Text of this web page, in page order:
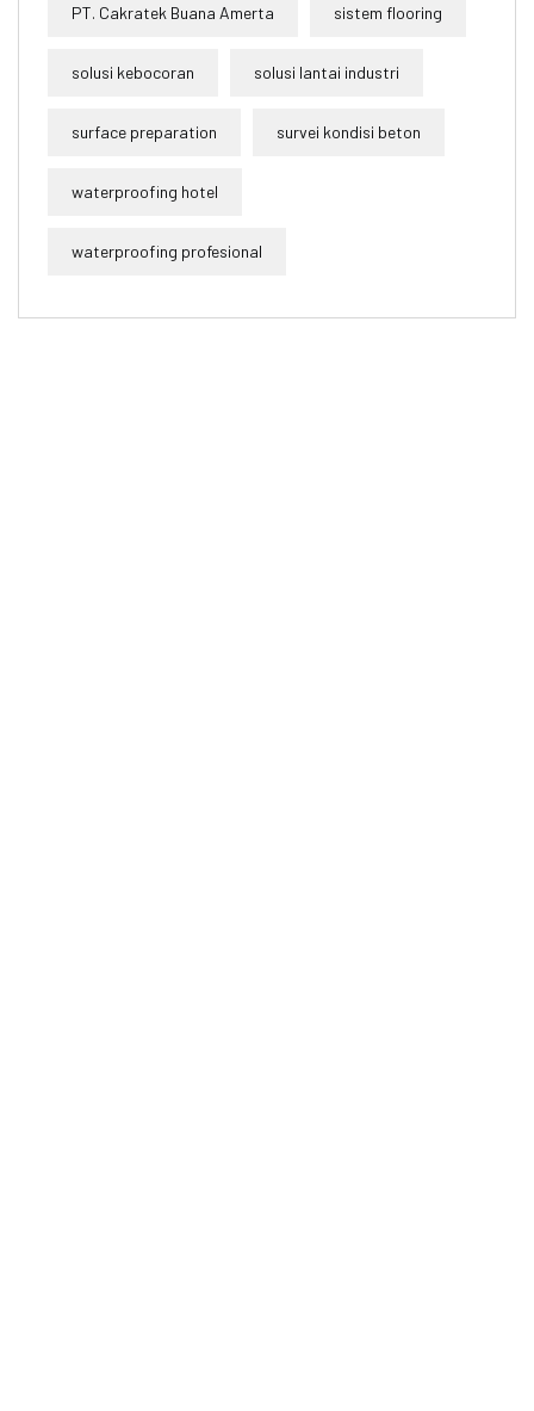
PT. Cakratek Buana Amerta sistem flooring
solusi kebocoran solusi lantai industri
surface preparation survei kondisi beton
waterproofing hotel
waterproofing profesional